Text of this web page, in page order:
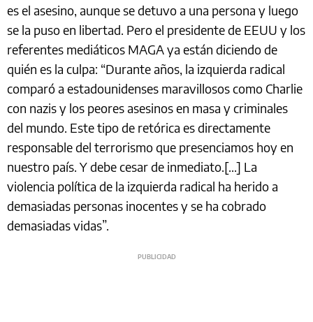
es el asesino, aunque se detuvo a una persona y luego
se la puso en libertad. Pero el presidente de EEUU y los
referentes mediáticos MAGA ya están diciendo de
quién es la culpa: “Durante años, la izquierda radical
comparó a estadounidenses maravillosos como Charlie
con nazis y los peores asesinos en masa y criminales
del mundo. Este tipo de retórica es directamente
responsable del terrorismo que presenciamos hoy en
nuestro país. Y debe cesar de inmediato.[...] La
violencia política de la izquierda radical ha herido a
demasiadas personas inocentes y se ha cobrado
demasiadas vidas”.